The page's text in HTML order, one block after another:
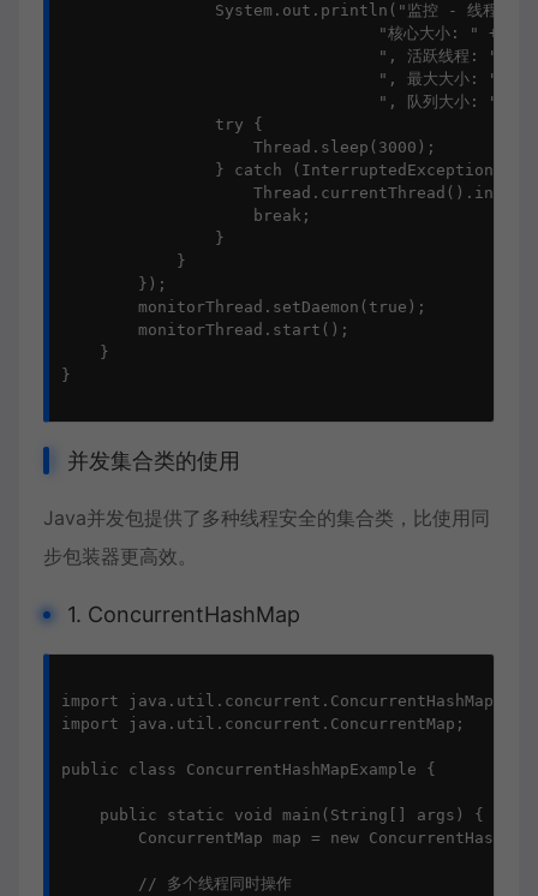
System.out.println("监控 - 线程池状
"核心大小: " +
", 活跃线程: " +
", 最大大小: " +
", 队列大小: " +
                try {
                    Thread.sleep(3000);
} catch (InterruptedException e)
                    break;
                }
            }
        });
        monitorThread.setDaemon(true);
        monitorThread.start();
    }
}
并发集合类的使用
Java并发包提供了多种线程安全的集合类，比使用同
步包装器更高效。
1. ConcurrentHashMap
import java.util.concurrent.ConcurrentHashMap;
import java.util.concurrent.ConcurrentMap;
public class ConcurrentHashMapExample {
    public static void main(String[] args) {
ConcurrentMap map = new
        // 多个线程同时操作